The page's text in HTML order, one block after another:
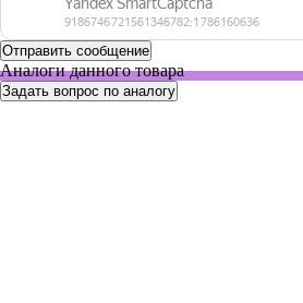
Аналоги данного товара
Задать вопрос по аналогу